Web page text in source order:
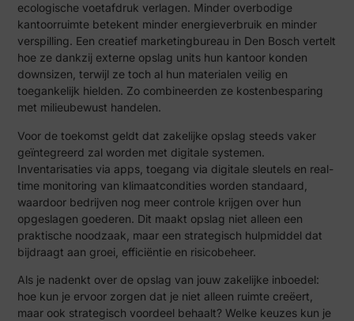
ecologische voetafdruk verlagen. Minder overbodige
kantoorruimte betekent minder energieverbruik en minder
verspilling. Een creatief marketingbureau in Den Bosch vertelt
hoe ze dankzij externe opslag units hun kantoor konden
downsizen, terwijl ze toch al hun materialen veilig en
toegankelijk hielden. Zo combineerden ze kostenbesparing
met milieubewust handelen.
Voor de toekomst geldt dat zakelijke opslag steeds vaker
geïntegreerd zal worden met digitale systemen.
Inventarisaties via apps, toegang via digitale sleutels en real-
time monitoring van klimaatcondities worden standaard,
waardoor bedrijven nog meer controle krijgen over hun
opgeslagen goederen. Dit maakt opslag niet alleen een
praktische noodzaak, maar een strategisch hulpmiddel dat
bijdraagt aan groei, efficiëntie en risicobeheer.
Als je nadenkt over de opslag van jouw zakelijke inboedel:
hoe kun je ervoor zorgen dat je niet alleen ruimte creëert,
maar ook strategisch voordeel behaalt? Welke keuzes kun je